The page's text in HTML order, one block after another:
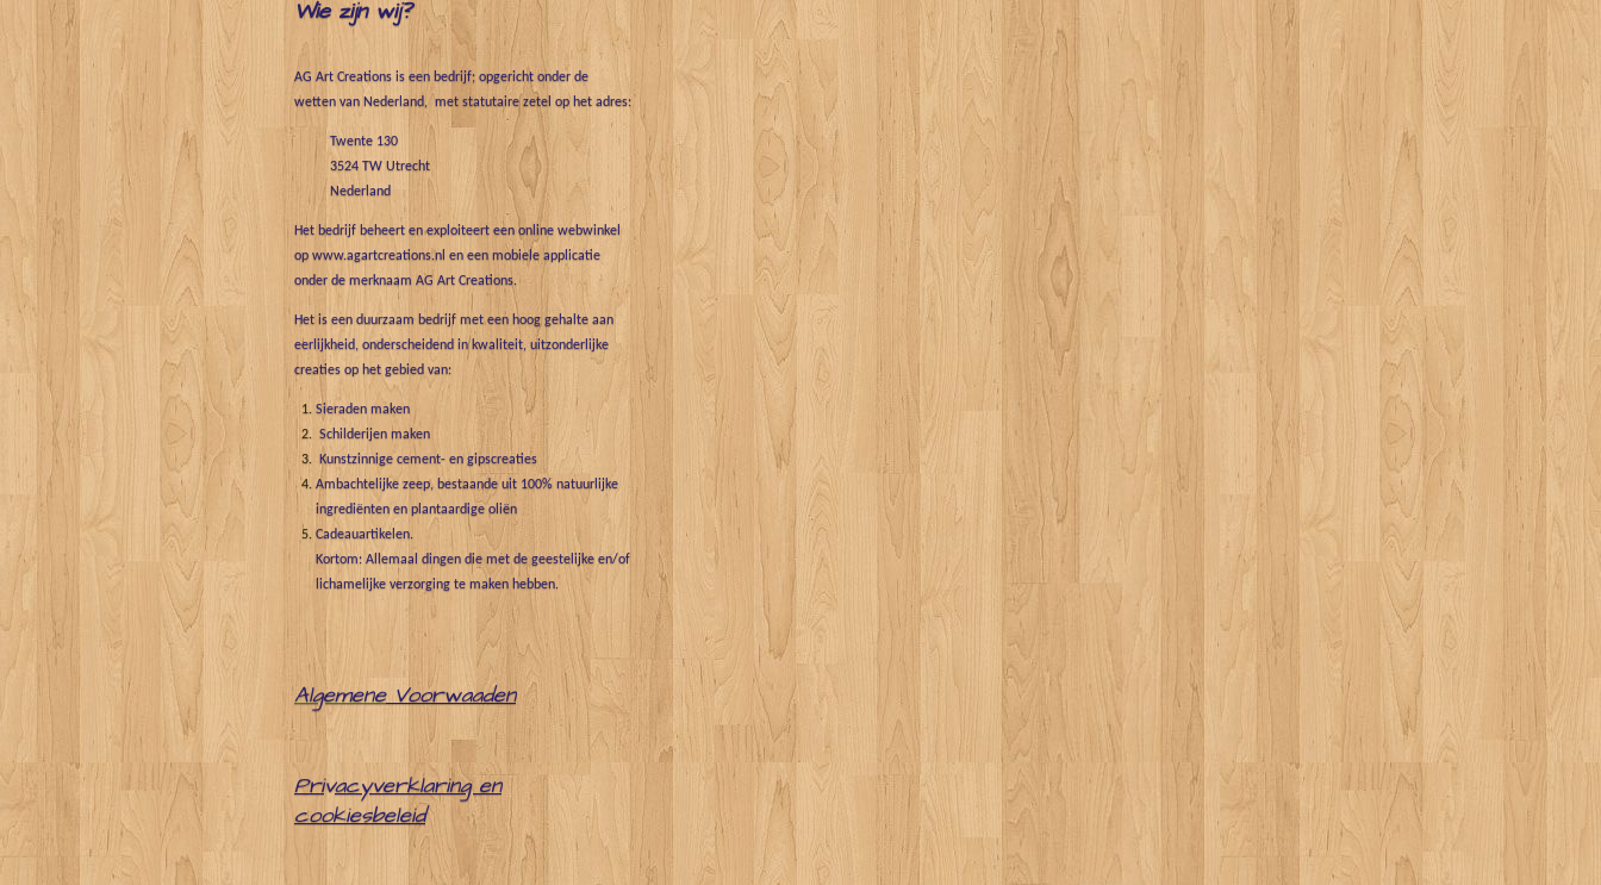
Wie zijn wij?
AG Art Creations is een bedrijf; opgericht onder de
wetten van Nederland, met statutaire zetel op het adres:
Twente 130
3524 TW Utrecht
Nederland
Het bedrijf beheert en exploiteert een online webwinkel
op www.agartcreations.nl en een mobiele applicatie
onder de merknaam AG Art Creations.
Het is een duurzaam bedrijf met een hoog gehalte aan
eerlijkheid, onderscheidend in kwaliteit, uitzonderlijke
creaties op het gebied van:
Sieraden maken
Schilderijen maken
Kunstzinnige cement- en gipscreaties
Ambachtelijke zeep, bestaande uit 100% natuurlijke
ingrediënten en plantaardige oliën
Cadeauartikelen.
Kortom: Allemaal dingen die met de geestelijke en/of
lichamelijke verzorging te maken hebben.
Algemene Voorwaaden
Privacyverklaring en
cookiesbeleid